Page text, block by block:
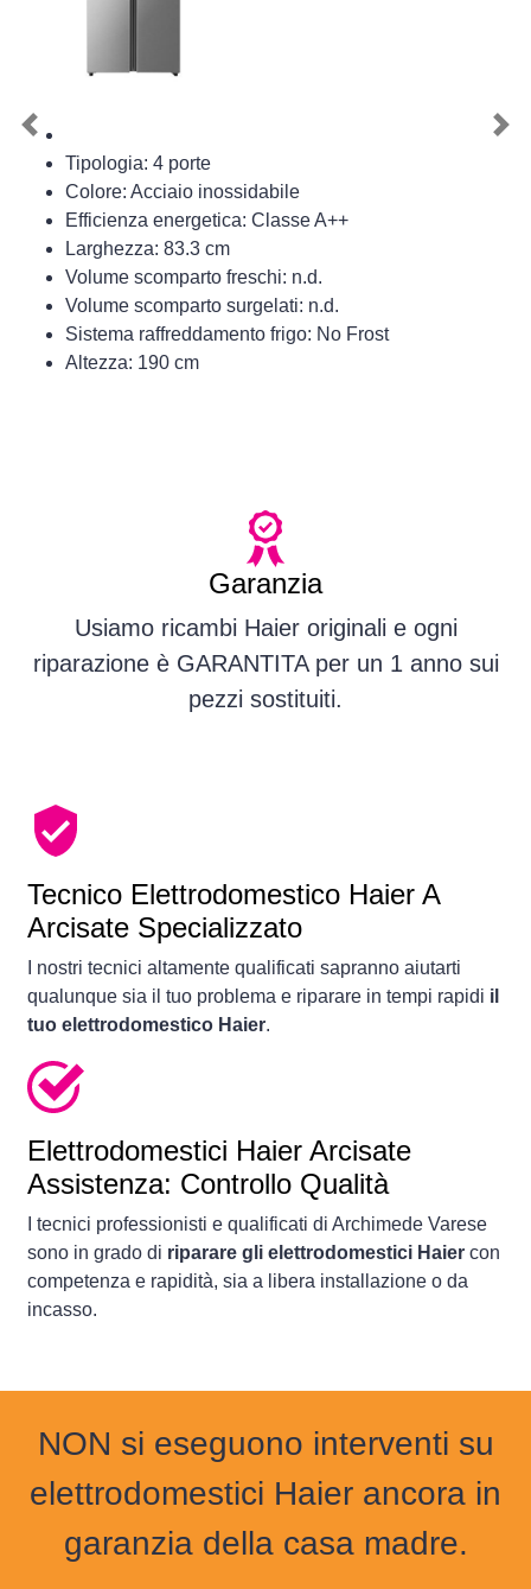
Tipologia: 4 porte
Colore: Acciaio inossidabile
Efficienza energetica: Classe A++
Larghezza: 83.3 cm
Volume scomparto freschi: n.d.
Volume scomparto surgelati: n.d.
Sistema raffreddamento frigo: No Frost
Altezza: 190 cm
Previous
Garanzia
Usiamo ricambi Haier originali e ogni
riparazione è GARANTITA per un 1 anno sui
pezzi sostituiti.
Tecnico Elettrodomestico Haier A
Arcisate Specializzato
I nostri tecnici altamente qualificati sapranno aiutarti
qualunque sia il tuo problema e riparare in tempi rapidi il
tuo elettrodomestico Haier.
Elettrodomestici Haier Arcisate
Assistenza: Controllo Qualità
I tecnici professionisti e qualificati di Archimede Varese
sono in grado di riparare gli elettrodomestici Haier con
competenza e rapidità, sia a libera installazione o da
incasso.
NON si eseguono interventi su
elettrodomestici Haier ancora in
garanzia della casa madre.